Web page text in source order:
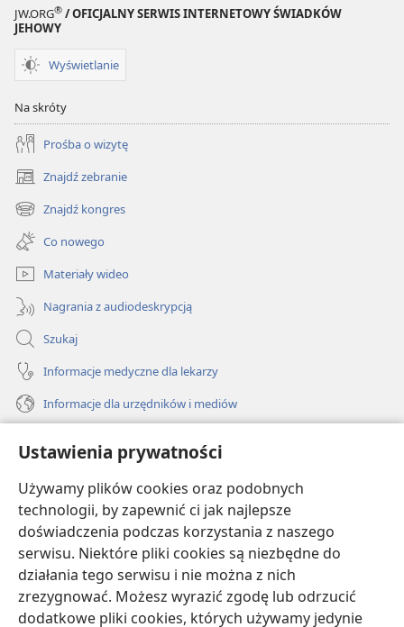
Ustawienia prywatności
Używamy plików cookies oraz podobnych
technologii, by zapewnić ci jak najlepsze
doświadczenia podczas korzystania z naszego
serwisu. Niektóre pliki cookies są niezbędne do
działania tego serwisu i nie można z nich
zrezygnować. Możesz wyrazić zgodę lub odrzucić
dodatkowe pliki cookies, których używamy jedynie
JW.ORG® / OFICJALNY SERWIS INTERNETOWY ŚWIADKÓW
JEHOWY
Wyświetlanie
Na skróty
Prośba o wizytę
Znajdź zebranie
(opens
new
window)
Znajdź kongres
(opens
new
window)
Co nowego
Materiały wideo
Nagrania z audiodeskrypcją
Szukaj
Informacje medyczne dla lekarzy
Informacje dla urzędników i mediów
Darowizny
(opens
new
window)BIBLIOTEKA INTERNETOWA Strażnicy
(opens
new
window)JW Hub
(opens
new
window)JW Library